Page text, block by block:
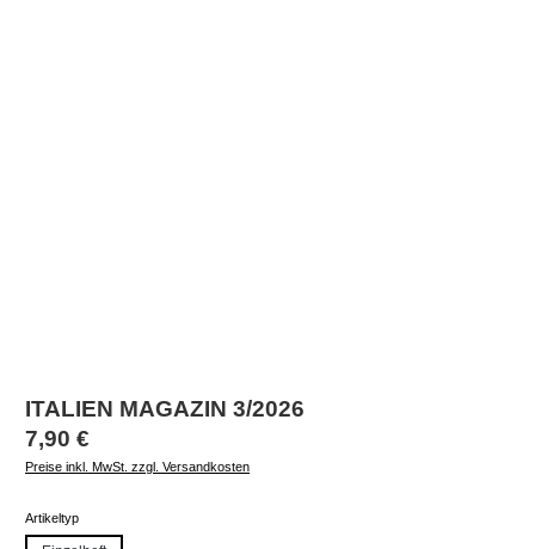
ITALIEN MAGAZIN 3/2026
Regulärer Preis:
7,90 €
Preise inkl. MwSt. zzgl. Versandkosten
Artikeltypauswählen